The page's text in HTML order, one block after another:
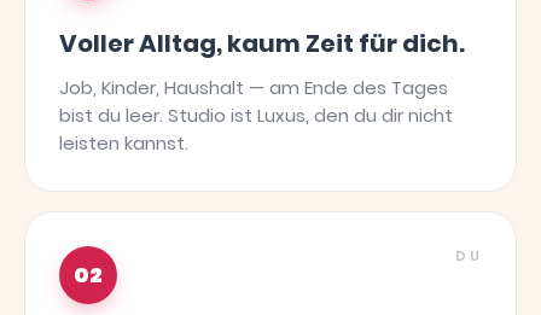
Voller Alltag, kaum Zeit für dich.
Job, Kinder, Haushalt — am Ende des Tages
bist du leer. Studio ist Luxus, den du dir nicht
leisten kannst.
02
DU